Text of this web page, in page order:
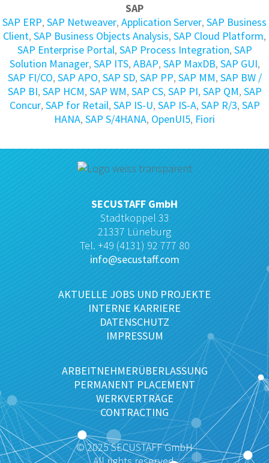
SAP
SAP ERP, SAP Netweaver, Application Server, SAP Business
Client, SAP Business Objects Analysis, SAP Cloud Platform,
SAP Enterprise Portal, SAP Process Integration, SAP
Solution Manager, SAP ITS, ABAP, SAP MaxDB, SAP GUI,
SAP FI/CO, SAP APO, SAP SD, SAP PP, SAP MM, SAP BW /
SAP BI, SAP HCM, SAP WM, SAP CS, SAP PI, SAP QM, SAP
Concur, SAP for Retail, SAP IS-U, SAP IS-A, SAP R/3, SAP
HANA, SAP S/4HANA, OpenUI5, Fiori
SECUSTAFF GmbH
Stadtkoppel 33
21337 Lüneburg
Tel. +49 (4131) 92 777 80
info@secustaff.com
AKTUELLE JOBS UND PROJEKTE
INTERNE KARRIERE
DATENSCHUTZ
IMPRESSUM
ARBEITNEHMERÜBERLASSUNG
PERMANENT PLACEMENT
WERKVERTRÄGE
CONTRACTING
© 2025 SECUSTAFF GmbH